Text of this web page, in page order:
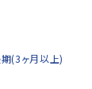
(3ヶ月以上)